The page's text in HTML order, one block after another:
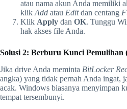
atau nama akun Anda memiliki
klik Add atau Editdan centang
Klik Apply dan OK. Tunggu
hak akses file Anda.
Solusi 2: Berburu Kunci
Jika drive Anda meminta BitLocker
angka) yang tidak pernah Anda ingat,
acak. Windows biasanya menyimpan
tempat tersembunyi.